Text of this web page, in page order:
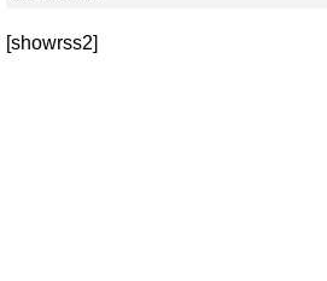
[showrss2]